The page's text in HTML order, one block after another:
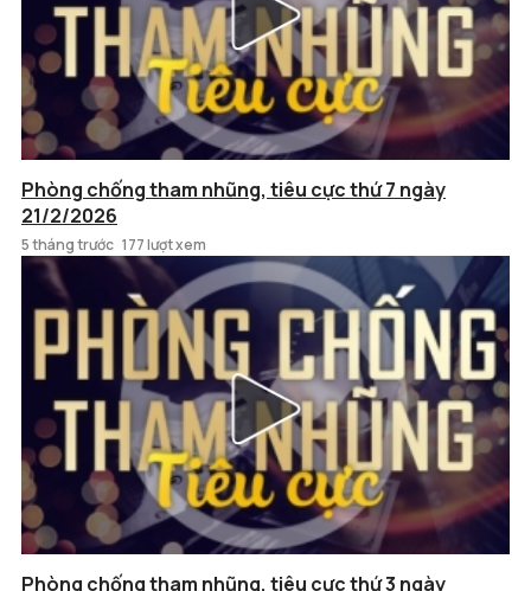
Phòng chống tham nhũng, tiêu cực thứ 7 ngày
21/2/2026
5 tháng trước 177 lượt xem
Phòng chống tham nhũng, tiêu cực thứ 3 ngày